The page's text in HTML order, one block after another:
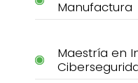
Manufactura
Maestría en